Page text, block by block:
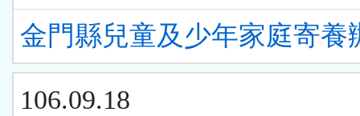
金門縣兒童及少年家庭寄養
106.09.18